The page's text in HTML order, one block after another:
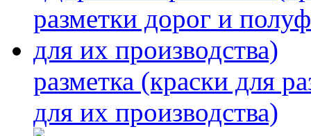
разметка (краски для
для их производства)